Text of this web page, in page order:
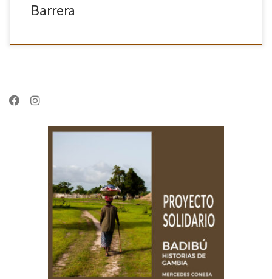
Barrera